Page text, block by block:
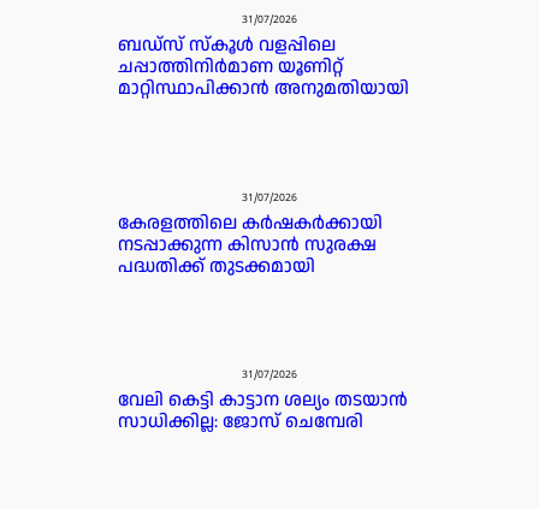
31/07/2026
ബഡ്‌സ് സ്കൂൾ വളപ്പിലെ
ചപ്പാത്തിനിർമാണ യൂണിറ്റ്
മാറ്റിസ്ഥാപിക്കാൻ അനുമതിയായി
31/07/2026
കേരളത്തിലെ കർഷകർക്കായി
നടപ്പാക്കുന്ന കിസാൻ സുരക്ഷ
പദ്ധതിക്ക് തുടക്കമായി
31/07/2026
വേലി കെട്ടി കാട്ടാന ശല്യം തടയാൻ
സാധിക്കില്ല: ജോസ് ചെമ്പേരി